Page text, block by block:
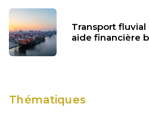
Transport fluvial
aide financière
Thématiques